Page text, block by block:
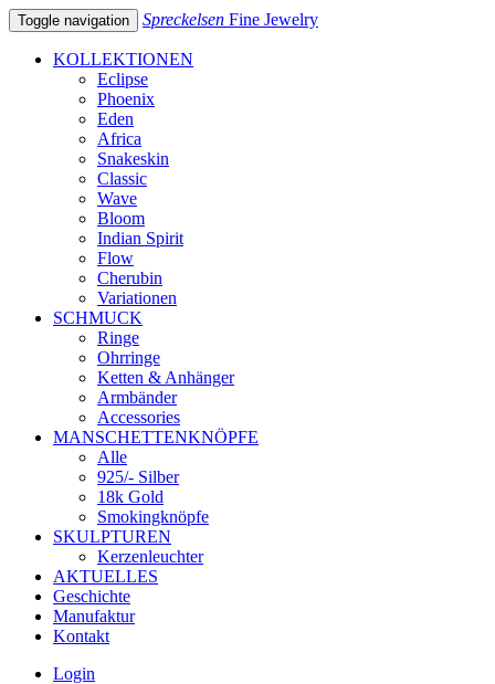
Toggle navigation Spreckelsen Fine Jewelry
KOLLEKTIONEN
Eclipse
Phoenix
Eden
Africa
Snakeskin
Classic
Wave
Bloom
Indian Spirit
Flow
Cherubin
Variationen
SCHMUCK
Ringe
Ohrringe
Ketten & Anhänger
Armbänder
Accessories
MANSCHETTENKNÖPFE
Alle
925/- Silber
18k Gold
Smokingknöpfe
SKULPTUREN
Kerzenleuchter
AKTUELLES
Geschichte
Manufaktur
Kontakt
Login